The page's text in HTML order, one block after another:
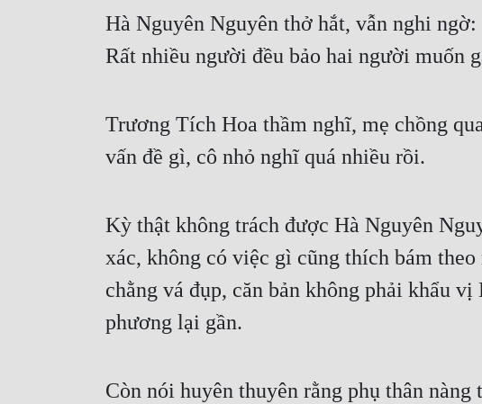
Hà Nguyên Nguyên thở hắt, vẫn nghi
Rất nhiều người đều bảo hai người muốn
Trương Tích Hoa thầm nghĩ, mẹ chồng
vấn đề gì, cô nhỏ nghĩ quá nhiều rồi.
Kỳ thật không trách được Hà Nguyên
xác, không có việc gì cũng thích bám
chằng vá đụp, căn bản không phải khẩu
phương lại gần.
Còn nói huyên thuyên rằng phụ thân